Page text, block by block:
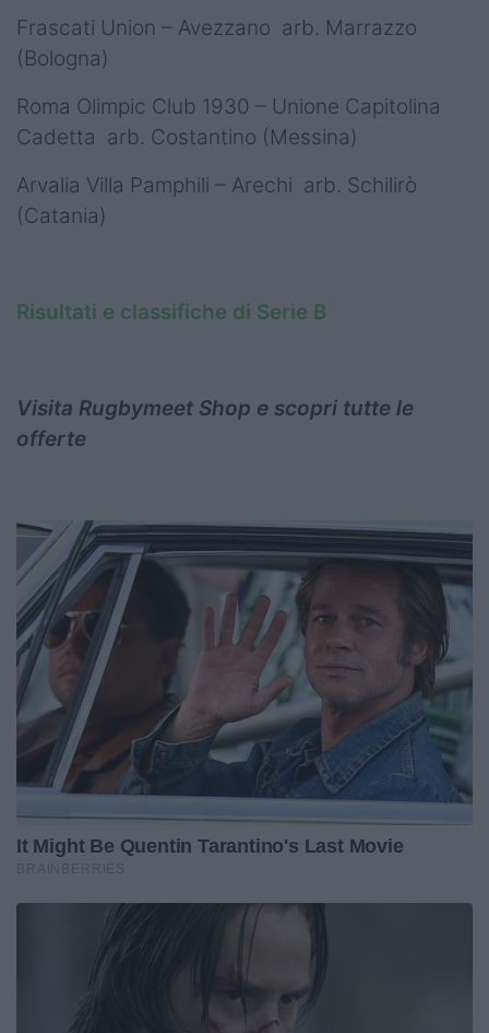
Frascati Union – Avezzano arb. Marrazzo
(Bologna)
Roma Olimpic Club 1930 – Unione Capitolina
Cadetta arb. Costantino (Messina)
Arvalia Villa Pamphili – Arechi arb. Schilirò
(Catania)
Risultati e classifiche di Serie B
Visita Rugbymeet Shop e scopri tutte le
offerte